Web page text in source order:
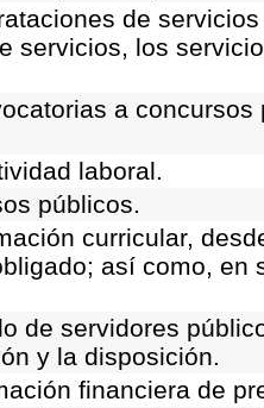
de
servicios, los
a
laboral.
públicos.
curricular,
así como, en
de servidores
y la disposición.
financiera de